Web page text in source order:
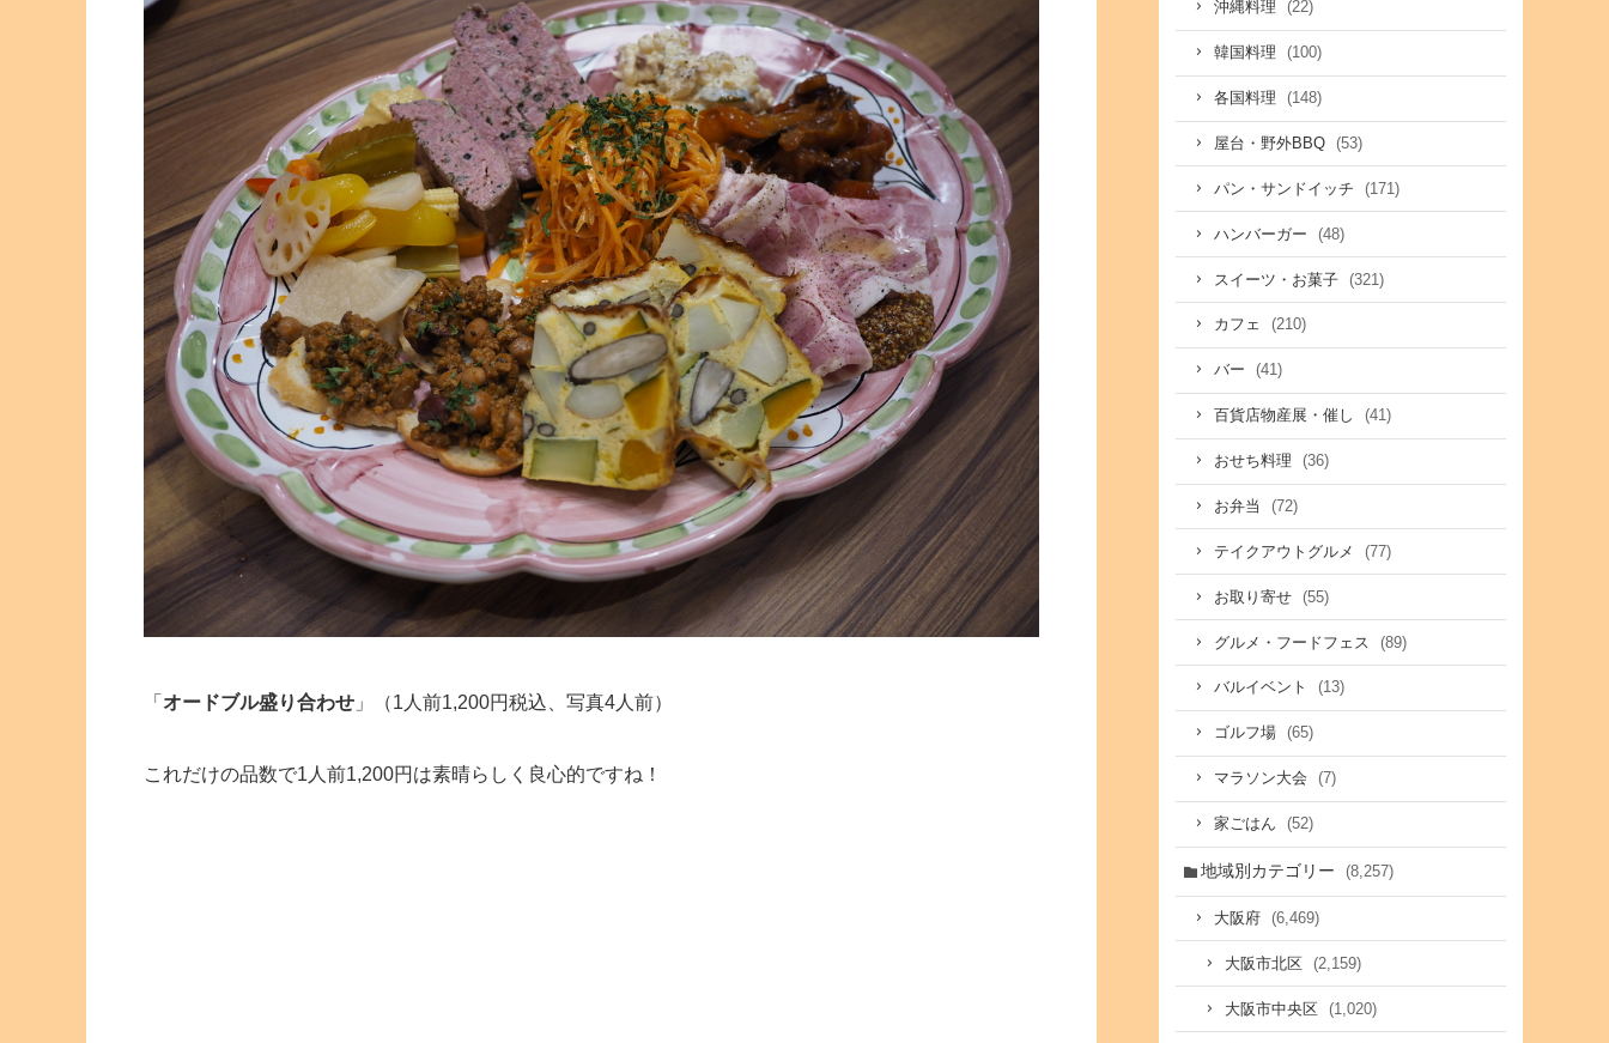
「 オードブル盛り合わせ 」（1人前1,200円税込、写真4人前）
これだけの品数で1人前1,200円は素晴らしく良心的ですね！
沖縄料理 (22)
韓国料理 (100)
各国料理 (148)
屋台・野外BBQ (53)
パン・サンドイッチ (171)
ハンバーガー (48)
スイーツ・お菓子 (321)
カフェ (210)
バー (41)
百貨店物産展・催し (41)
おせち料理 (36)
お弁当 (72)
テイクアウトグルメ (77)
お取り寄せ (55)
グルメ・フードフェス (89)
バルイベント (13)
ゴルフ場 (65)
マラソン大会 (7)
家ごはん (52)
地域別カテゴリー (8,257)
大阪府 (6,469)
大阪市北区 (2,159)
大阪市中央区 (1,020)